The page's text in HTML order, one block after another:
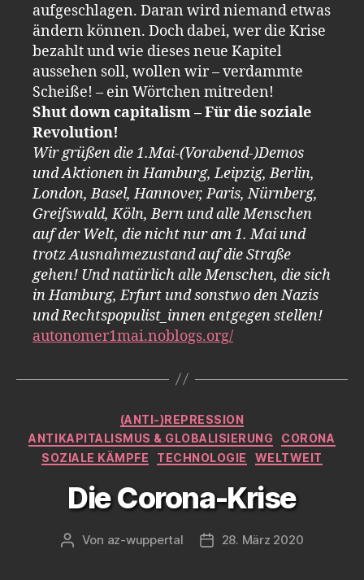
aufgeschlagen. Daran wird niemand etwas
ändern können. Doch dabei, wer die Krise
bezahlt und wie dieses neue Kapitel
aussehen soll, wollen wir – verdammte
Scheiße! – ein Wörtchen mitreden!
Shut down capitalism – Für die soziale
Revolution!
Wir grüßen die 1.Mai-(Vorabend-)Demos
und Aktionen in Hamburg, Leipzig, Berlin,
London, Basel, Hannover, Paris, Nürnberg,
Greifswald, Köln, Bern und alle Menschen
auf der Welt, die nicht nur am 1. Mai und
trotz Ausnahmezustand auf die Straße
gehen! Und natürlich alle Menschen, die sich
in Hamburg, Erfurt und sonstwo den Nazis
und Rechtspopulist_innen entgegen stellen!
autonomer1mai.noblogs.org/
Kategorien
(ANTI-)REPRESSION
ANTIKAPITALISMUS & GLOBALISIERUNG
CORONA
SOZIALE KÄMPFE
TECHNOLOGIE WELTWEIT
Die Corona-Krise
Beitragsautor
Von az-wuppertal Veröffentlichungsdatum
28. März 2020